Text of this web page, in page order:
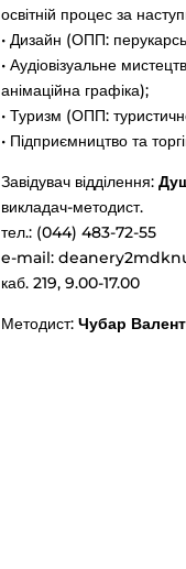
освітній процес за
• Дизайн (ОПП:
• Аудіовізуальне
анімаційна графіка);
• Туризм (ОПП:
• Підприємництво та
Завідувач відділення:
викладач-методист.
тел.: (044) 483-72-55
e-mail:
каб. 219, 9.00-17.00
Методист:Чубар